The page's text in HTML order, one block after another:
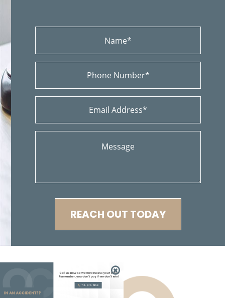
Causas Comunes de Accidentes de Autobús
Causas de los Accidentes de Bicicleta
Colisiones de Impacto Lateral
Catastrophic Injury
Car Accident Fatality Statistics
Choques Traseros
Conductor Distraído
Common Injuries
Construyendo su Caso
Common Carrier Law in California
Common Bus Accident Causes
Daños que se pueden Recuperar en una Demanda de
Muerte por Negligencia
Dealing With Insurance Adjusters
Dealing with Insurance Companies
REACH OUT TODAY
714-876-1959